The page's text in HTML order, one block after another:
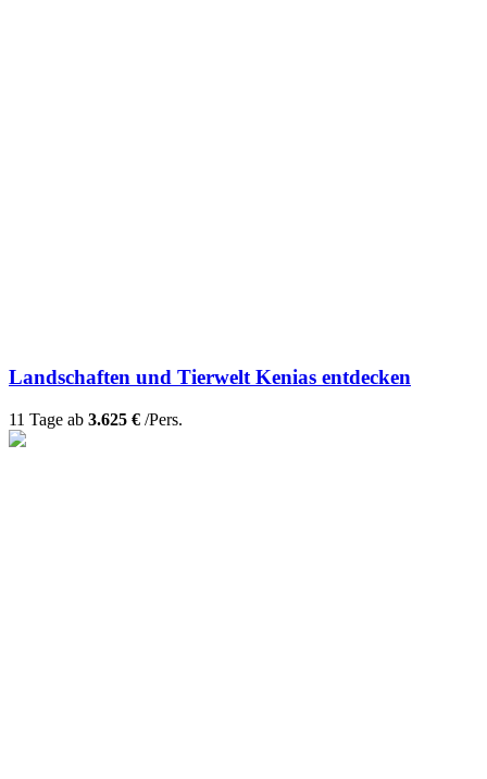
Landschaften und Tierwelt Kenias entdecken
11 Tage ab 3.625 € /Pers.